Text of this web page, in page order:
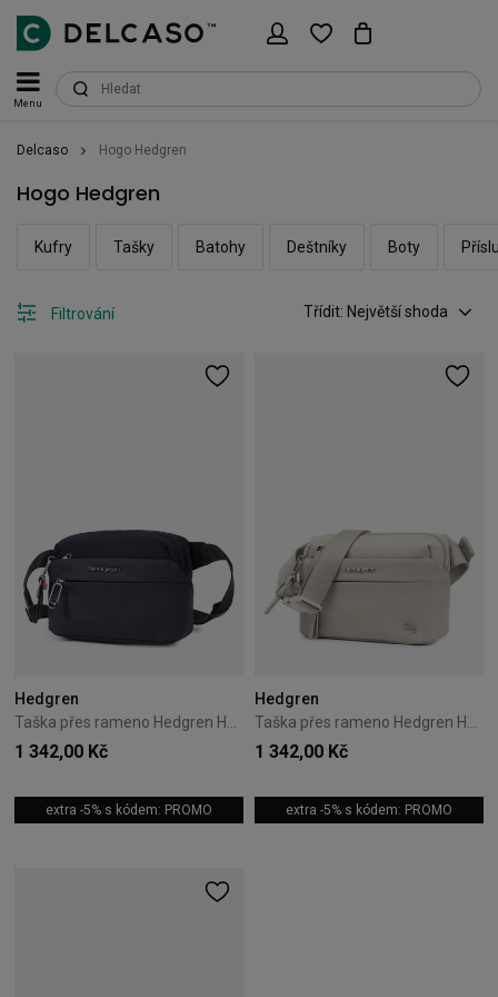
Menu
Delcaso Hogo Hedgren
Hogo Hedgren
Kufry Tašky Batohy Deštníky Boty
Třídit: Největší shoda
Filtrování
Hedgren
1 342,00 Kč
extra -5% s kódem: PROMO
Hedgren
1 342,00 Kč
extra -5% s kódem: PROMO